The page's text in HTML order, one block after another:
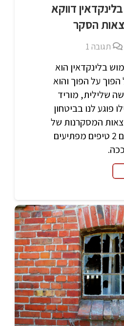
דווקא
הסקר
תגובה1
בלינקדאין הוא
על הפוך והוא
שלילית, מוריד
פוגע לנו בביטחון
המסקרנות של
הסקר שעשיתי וגם 2 טיפים מפתיעים